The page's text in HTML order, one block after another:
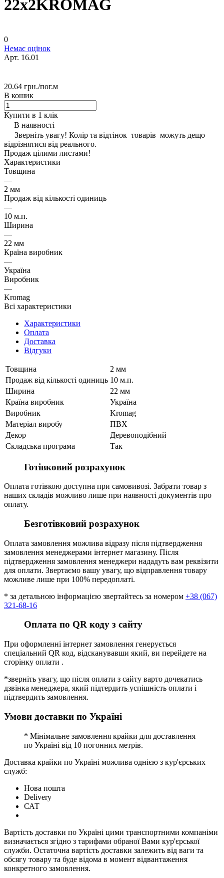
22х2KROMAG
0
Немає оцінок
Арт. 16.01
20.64 грн./пог.м
В кошик
Купити в 1 клік
В наявності
Зверніть увагу! Колір та відтінок товарів можуть дещо
відрізнятися від реального.
Продаж цілими листами!
Характеристики
Товщина
—
2 мм
Продаж від кількості одиниць
—
10 м.п.
Ширина
—
22 мм
Країна виробник
—
Україна
Виробник
—
Kromag
Всі характеристики
Характеристики
Оплата
Доставка
Відгуки
Товщина
2 мм
Продаж від кількості одиниць 10 м.п.
Ширина
22 мм
Країна виробник
Україна
Виробник
Kromag
Матеріал виробу
ПВХ
Декор
Деревоподібний
Складська програма
Так
Готівковий розрахунок
Оплата готівкою доступна при самовивозі. Забрати товар з
наших складів можливо лише при наявності документів про
оплату.
Безготівковий розрахунок
Оплата замовлення можлива відразу після підтвердження
замовлення менеджерами інтернет магазину. Після
підтвердження замовлення менеджери нададуть вам реквізити
для оплати. Звертаємо вашу увагу, що відправлення товару
можливе лише при 100% передоплаті.
* за детальною інформацією звертайтесь за номером +38 (067)
321-68-16
Оплата по QR коду з сайту
При оформленні інтернет замовлення генерується
спеціальний QR код, відсканувавши який, ви перейдете на
сторінку оплати .
*зверніть увагу, що після оплати з сайту варто дочекатись
дзвінка менеджера, який підтердить успішність оплати і
підтвердить замовлення.
Умови доставки по Україні
* Мінімальне замовлення крайки для доставлення
по Україні від 10 погонних метрів.
Доставка крайки по Україні можлива однією з кур'єрських
служб:
Нова пошта
Delivery
САТ
Вартість доставки по Україні цими транспортними компаніми
визначається згідно з тарифами обраної Вами кур'єрської
служби. Остаточна вартість доставки залежить від ваги та
обсягу товару та буде відома в момент відвантаження
конкретного замовлення.